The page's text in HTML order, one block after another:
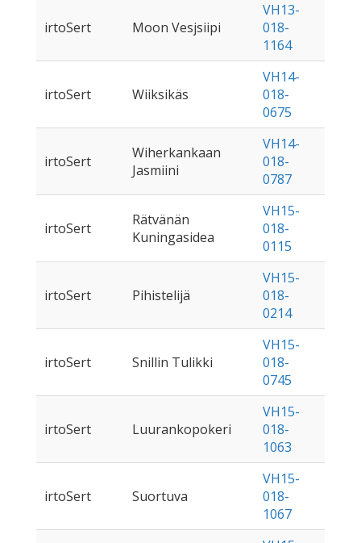
irtoSert Moon Vesjsiipi
VH13-
018-
1164
irtoSert Wiiksikäs
VH14-
018-
0675
irtoSert
Wiherkankaan
Jasmiini
VH14-
018-
0787
irtoSert
Rätvänän
Kuningasidea
VH15-
018-
0115
irtoSert Pihistelijä
VH15-
018-
0214
irtoSert Snillin Tulikki
VH15-
018-
0745
irtoSert Luurankopokeri
VH15-
018-
1063
irtoSert Suortuva
VH15-
018-
1067